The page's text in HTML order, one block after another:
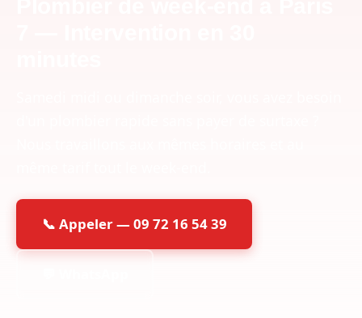
📞 Appeler — 09 72 16 54 39